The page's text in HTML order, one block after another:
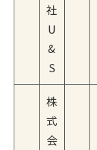
社
U
&
S
株
式
会